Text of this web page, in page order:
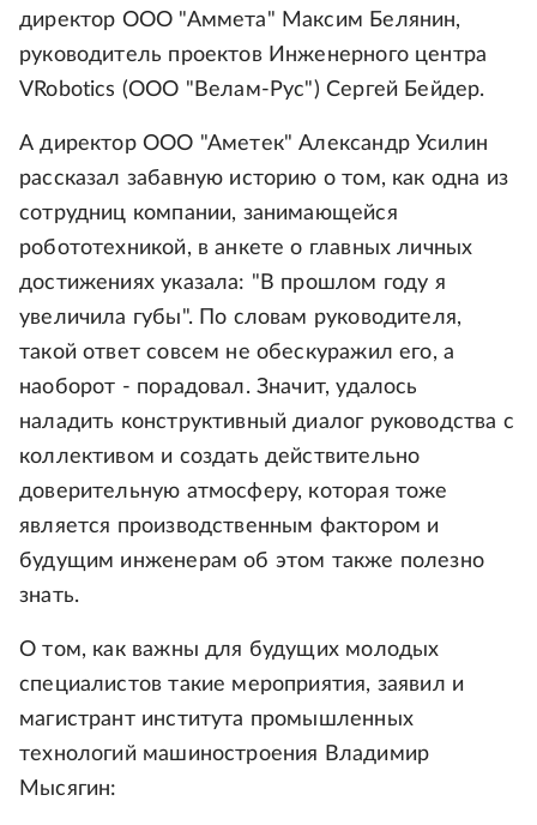
директор ООО "Аммета" Максим Белянин,
руководитель проектов Инженерного центра
VRobotics (ООО "Велам-Рус") Сергей Бейдер.
А директор ООО "Аметек" Александр Усилин
рассказал забавную историю о том, как одна из
сотрудниц компании, занимающейся
робототехникой, в анкете о главных личных
достижениях указала: "В прошлом году я
увеличила губы". По словам руководителя,
такой ответ совсем не обескуражил его, а
наоборот - порадовал. Значит, удалось
наладить конструктивный диалог руководства с
коллективом и создать действительно
доверительную атмосферу, которая тоже
является производственным фактором и
будущим инженерам об этом также полезно
знать.
О том, как важны для будущих молодых
специалистов такие мероприятия, заявил и
магистрант института промышленных
технологий машиностроения Владимир
Мысягин: